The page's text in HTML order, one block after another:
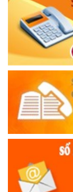
Đối với công
Đối với địch,